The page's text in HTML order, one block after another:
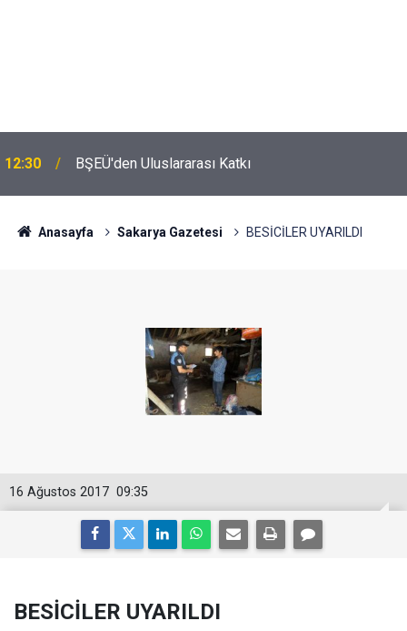
12:30 BŞEÜ'den Uluslararası Katkı
Anasayfa Sakarya Gazetesi BESİCİLER UYARILDI
09:35
16 Ağustos 2017
BESİCİLER UYARILDI